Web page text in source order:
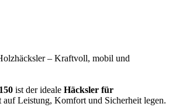
– Kraftvoll, mobil und
ist der ideale Häcksler für
auf Leistung, Komfort und Sicherheit legen.